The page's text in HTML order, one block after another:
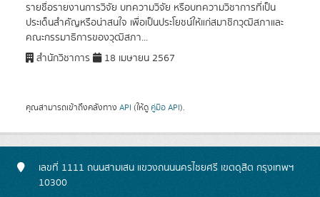
รายชื่อรายงานการวิจัย บทความวิจัย หรือบทความวิชาการที่เป็น
ประเด็นสำคัญหรือน่าสนใจ เพื่อเป็นประโยชน์ให้แก่สมาชิกวุฒิสภาและ
คณะกรรมาธิการของวุฒิสภา...
สำนักวิชาการ
18 เมษายน 2567
คุณสามารถเข้าถึงคลังทาง API (ให้ดู คู่มือ API).
เลขที่ 1111 ถนนสามเสน แขวงถนนนครไชยศรี เขตดุสิต กรุงเทพฯ
10300